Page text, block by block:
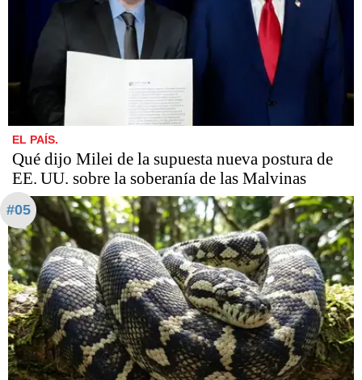
EL PAÍS.
Qué dijo Milei de la supuesta nueva postura de
EE. UU. sobre la soberanía de las Malvinas
#05